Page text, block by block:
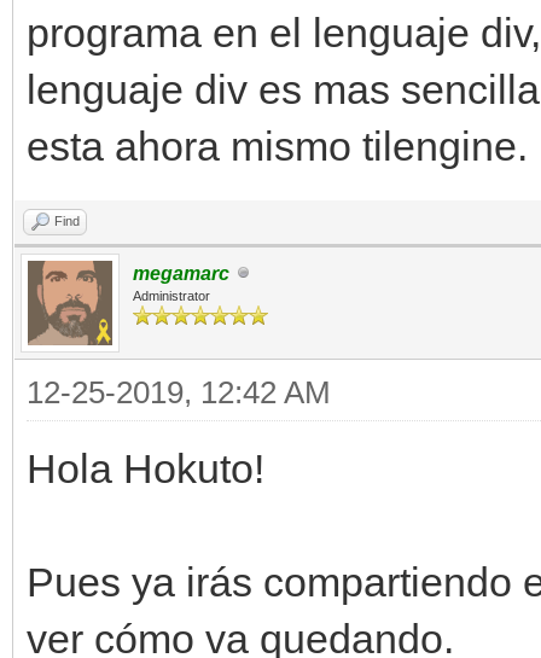
programa en el lenguaje
lenguaje div es mas
esta ahora mismo tilengine.
Find
megamarc
Administrator
12-25-2019, 12:42 AM
Hola Hokuto!
Pues ya irás compartiendo
ver cómo va quedando.